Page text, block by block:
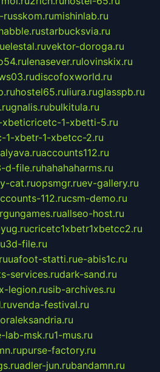
mishinlab.ru
starbucksvia.ru
elestal.ruvektor-doroga.ru
lenasever.rulovinskix.ru
discofoxworld.ru
hostel65.ruliura.ruglasspb.ru
gnalis.rubulkitula.ru
xbeticricetc-1-xbetti-5.ru
1-xbetr-1-xbetcc-2.ru
accounts112.ru
d-file.ruhahahaharms.ru
cat.ruopsmgr.ruev-gallery.ru
112.rucsm-demo.ru
allseo-host.ru
cricetc1xbetr1xbetcc2.ru
3d-file.ru
uafoot-statti.rue-abis1c.ru
services.rudark-sand.ru
x-legion.rusib-archives.ru
venda-festival.ru
lab-msk.ru1-mus.ru
purse-factory.ru
adler-jun.rubandamn.ru